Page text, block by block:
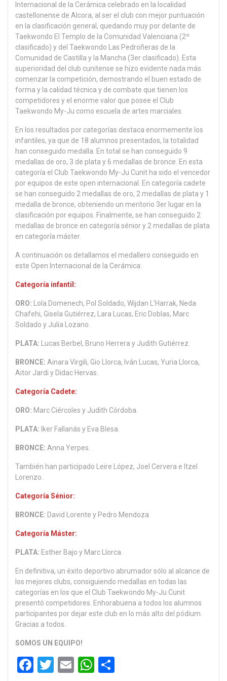
Internacional de la Cerámica celebrado en la localidad
castellonense de Alcora, al ser el club con mejor puntuación
en la clasificación general, quedando muy por delante de
Taekwondo El Templo de la Comunidad Valenciana (2º
clasificado) y del Taekwondo Las Pedroñeras de la
Comunidad de Castilla y la Mancha (3er clasificado). Esta
superioridad del club cunitense se hizo evidente nada más
comenzar la competición, demostrando el buen estado de
forma y la calidad técnica y de combate que tienen los
competidores y el enorme valor que posee el Club
Taekwondo My-Ju como escuela de artes marciales.
En los resultados por categorías destaca enormemente los
infantiles, ya que de 18 alumnos presentados, la totalidad
han conseguido medalla. En total se han conseguido 9
medallas de oro, 3 de plata y 6 medallas de bronce. En esta
categoría el Club Taekwondo My-Ju Cunit ha sido el vencedor
por equipos de este open internacional. En categoría cadete
se han conseguido 2 medallas de oro, 2 medallas de plata y 1
medalla de bronce, obteniendo un meritorio 3er lugar en la
clasificación por equipos. Finalmente, se han conseguido 2
medallas de bronce en categoría sénior y 2 medallas de plata
en categoría máster.
A continuación os detallamos el medallero conseguido en
este Open Internacional de la Cerámica:
Categoría infantil:
ORO: Lola Domenech, Pol Soldado, Wijdan L’Harrak, Neda
Chafehi, Gisela Gutiérrez, Lara Lucas, Eric Doblas, Marc
Soldado y Julia Lozano.
PLATA: Lucas Berbel, Bruno Herrera y Judith Gutiérrez.
BRONCE: Ainara Virgili, Gio Llorca, Iván Lucas, Yuria Llorca,
Aitor Jardi y Didac Hervas.
Categoría Cadete:
ORO: Marc Ciércoles y Judith Córdoba.
PLATA: Iker Fallanás y Eva Blesa.
BRONCE: Anna Yerpes.
También han participado Leire López, Joel Cervera e Itzel
Lorenzo.
Categoría Sénior:
BRONCE: David Lorente y Pedro Mendoza
Categoría Máster:
PLATA: Esther Bajo y Marc Llorca.
En definitiva, un éxito deportivo abrumador sólo al alcance de
los mejores clubs, consiguiendo medallas en todas las
categorías en los que el Club Taekwondo My-Ju Cunit
presentó competidores. Enhorabuena a todos los alumnos
participantes por dejar este club en lo más alto del pódium.
Gracias a todos.
SOMOS UN EQUIPO!
F
T
E
W